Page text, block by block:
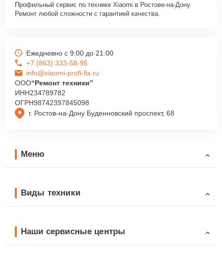
Профильный сервис по технике Xiaomi в Ростове-на-Дону.
Ремонт любой сложности с гарантией качества.
г. Ростов-на-Дону Буденновский проспект, 68
Ежедневно с 9:00 до 21:00
+7 (863) 333-58-95
info@xiaomi-profi-fix.ru
ООО“Ремонт техники”
ИНН234789782
ОГРН98742397845098
Меню
Виды техники
Наши сервисные центры